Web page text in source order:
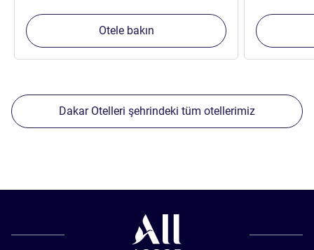
Otele bakın
Dakar Otelleri şehrindeki tüm otellerimiz